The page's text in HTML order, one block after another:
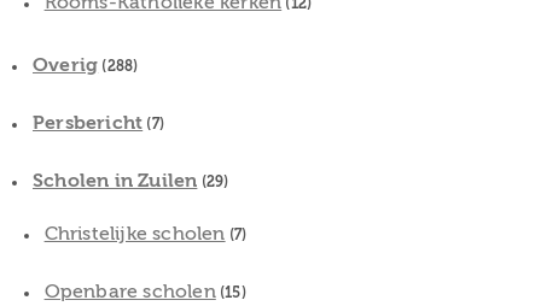
Overig (288)
Persbericht (7)
Scholen in Zuilen (29)
Christelijke scholen (7)
Openbare scholen(15)